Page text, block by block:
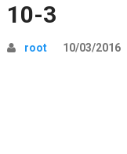
10-3
root 10/03/2016